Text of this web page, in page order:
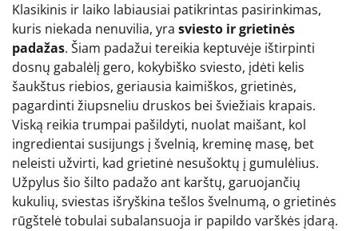
Klasikinis ir laiko labiausiai patikrintas pasirinkimas,
kuris niekada nenuvilia, yra sviesto ir grietinės
padažas. Šiam padažui tereikia keptuvėje ištirpinti
dosnų gabalėlį gero, kokybiško sviesto, įdėti kelis
šaukštus riebios, geriausia kaimiškos, grietinės,
pagardinti žiupsneliu druskos bei šviežiais krapais.
Viską reikia trumpai pašildyti, nuolat maišant, kol
ingredientai susijungs į švelnią, kreminę masę, bet
neleisti užvirti, kad grietinė nesušoktų į gumulėlius.
Užpylus šio šilto padažo ant karštų, garuojančių
kukulių, sviestas išryškina tešlos švelnumą, o grietinės
rūgštelė tobulai subalansuoja ir papildo varškės įdarą.